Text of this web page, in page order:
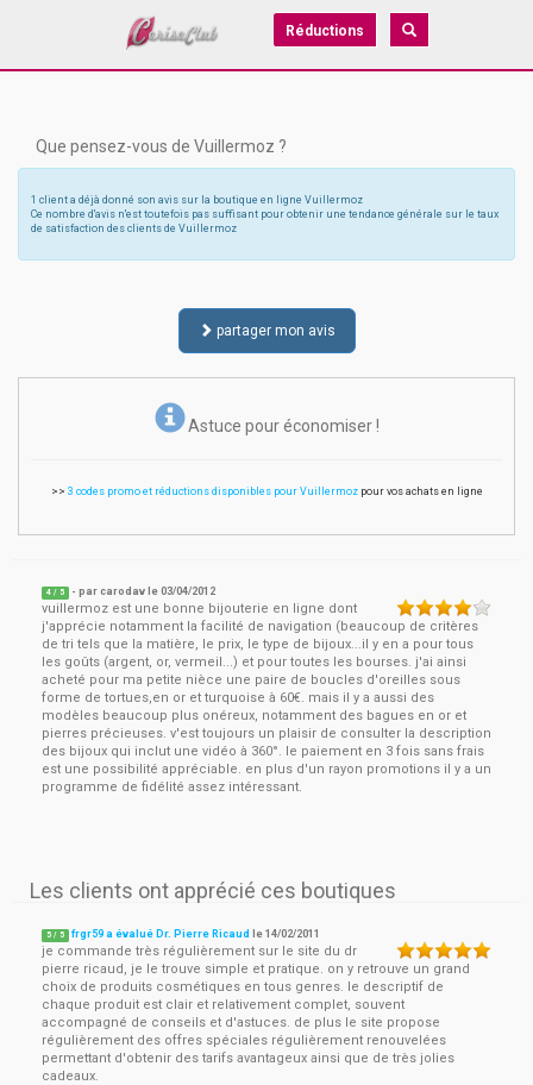
Réductions
Que pensez-vous de Vuillermoz ?
1 client a déjà donné son avis sur la boutique en ligne Vuillermoz
Ce nombre d'avis n'est toutefois pas suffisant pour obtenir une tendance générale sur le taux
de satisfaction des clients de Vuillermoz
partager mon avis
Astuce pour économiser !
>> 3 codes promo et réductions disponibles pour Vuillermozpour vos achats en ligne
4 / 5 - parcarodav le03/04/2012
vuillermoz est une bonne bijouterie en ligne dont
j'apprécie notamment la facilité de navigation (beaucoup de critères
de tri tels que la matière, le prix, le type de bijoux...il y en a pour tous
les goûts (argent, or, vermeil...) et pour toutes les bourses. j'ai ainsi
acheté pour ma petite nièce une paire de boucles d'oreilles sous
forme de tortues,en or et turquoise à 60€. mais il y a aussi des
modèles beaucoup plus onéreux, notamment des bagues en or et
pierres précieuses. v'est toujours un plaisir de consulter la description
des bijoux qui inclut une vidéo à 360°. le paiement en 3 fois sans frais
est une possibilité appréciable. en plus d'un rayon promotions il y a un
programme de fidélité assez intéressant.
Les clients ont apprécié ces boutiques
5 / 5 frgr59 a évalué Dr. Pierre Ricaud le14/02/2011
je commande très régulièrement sur le site du dr
pierre ricaud, je le trouve simple et pratique. on y retrouve un grand
choix de produits cosmétiques en tous genres. le descriptif de
chaque produit est clair et relativement complet, souvent
accompagné de conseils et d'astuces. de plus le site propose
régulièrement des offres spéciales régulièrement renouvelées
permettant d'obtenir des tarifs avantageux ainsi que de très jolies
cadeaux.